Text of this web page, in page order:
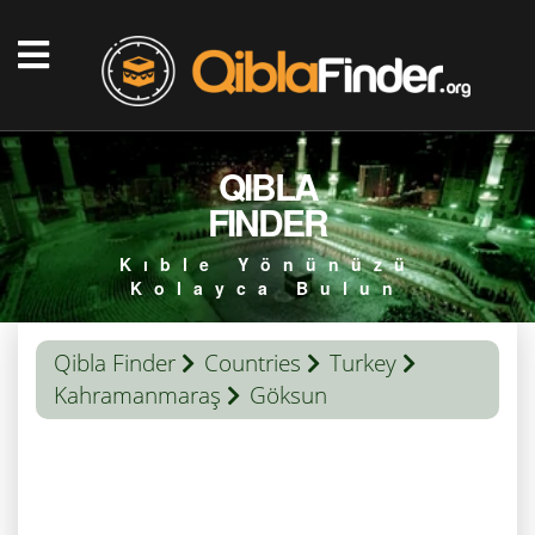
QIBLA
FINDER
Kıble Yönünüzü
Kolayca Bulun
Qibla Finder Countries
Turkey
Kahramanmaraş
Göksun